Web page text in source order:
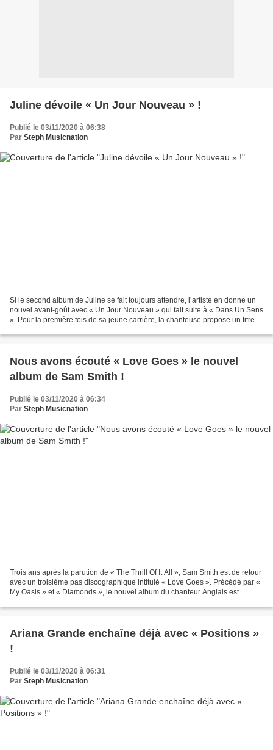
Juline dévoile « Un Jour Nouveau » !
Publié le 03/11/2020 à 06:38
Par Steph Musicnation
Si le second album de Juline se fait toujours attendre, l’artiste en donne un
nouvel avant-goût avec « Un Jour Nouveau » qui fait suite à « Dans Un Sens
». Pour la première fois de sa jeune carrière, la chanteuse propose un titre
Nous avons écouté « Love Goes » le nouvel
album de Sam Smith !
Publié le 03/11/2020 à 06:34
Par Steph Musicnation
Trois ans après la parution de « The Thrill Of It All », Sam Smith est de retour
avec un troisième pas discographique intitulé « Love Goes ». Précédé par «
My Oasis » et « Diamonds », le nouvel album du chanteur Anglais est
Ariana Grande enchaîne déjà avec « Positions »
!
Publié le 03/11/2020 à 06:31
Par Steph Musicnation